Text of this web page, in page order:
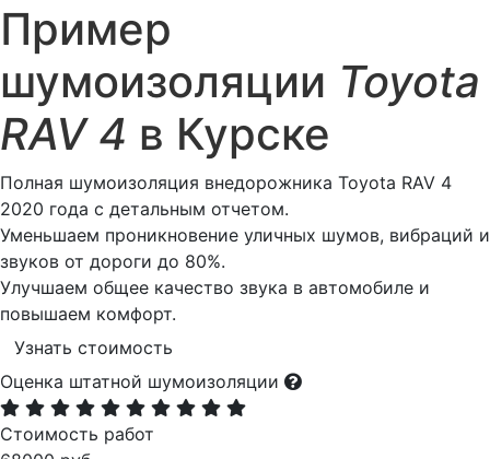
Пример
шумоизоляции Toyota
RAV 4 в Курске
Полная шумоизоляция внедорожника Toyota RAV 4
2020 года с детальным отчетом.
Уменьшаем проникновение уличных шумов, вибраций и
звуков от дороги до 80%.
Улучшаем общее качество звука в автомобиле и
повышаем комфорт.
Узнать стоимость
Оценка штатной шумоизоляции
Стоимость работ